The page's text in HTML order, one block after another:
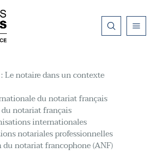
: Le notaire dans un contexte
du notariat français
notariat français
internationales
notariales professionnelles
notariat francophone (ANF)